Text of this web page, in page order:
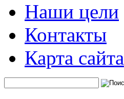
Наши цели
Контакты
Карта сайта